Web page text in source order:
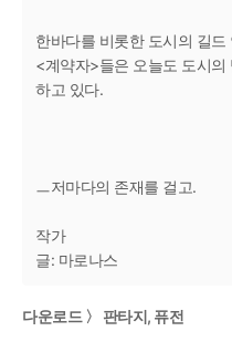
한바다를 비롯한 도시의 길드
<계약자>들은 오늘도 도시
하고 있다.
ㅡ저마다의 존재를 걸고.
작가
글: 마로나스
다운로드 〉 판타지, 퓨전